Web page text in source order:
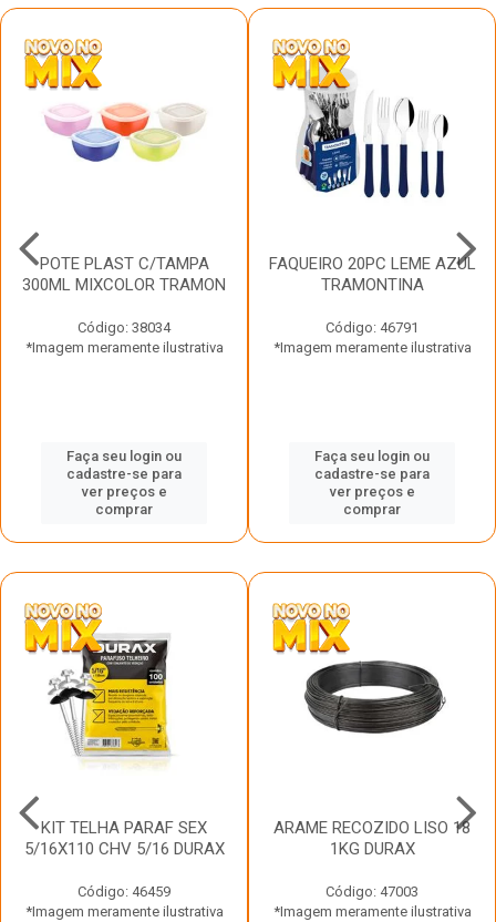
POTE PLAST C/TAMPA
300ML MIXCOLOR TRAMON
Código: 38034
*Imagem meramente ilustrativa
Faça seu login ou
cadastre-se para
ver preços e
comprar
FAQUEIRO 20PC LEME AZUL
TRAMONTINA
Código: 46791
*Imagem meramente ilustrativa
Faça seu login ou
cadastre-se para
ver preços e
comprar
KIT TELHA PARAF SEX
5/16X110 CHV 5/16 DURAX
Código: 46459
*Imagem meramente ilustrativa
ARAME RECOZIDO LISO 18
1KG DURAX
Código: 47003
*Imagem meramente ilustrativa